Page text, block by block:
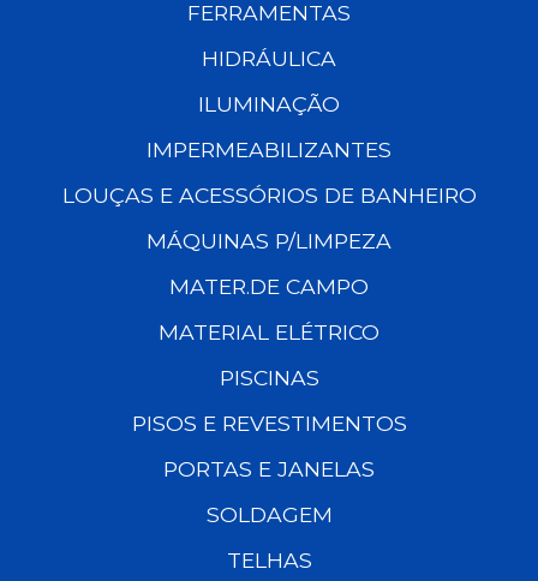
FERRAMENTAS
HIDRÁULICA
ILUMINAÇÃO
IMPERMEABILIZANTES
LOUÇAS E ACESSÓRIOS DE BANHEIRO
MÁQUINAS P/LIMPEZA
MATER.DE CAMPO
MATERIAL ELÉTRICO
PISCINAS
PISOS E REVESTIMENTOS
PORTAS E JANELAS
SOLDAGEM
TELHAS